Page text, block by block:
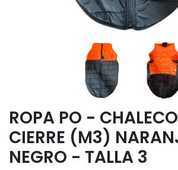
ROPA PO -
CIERRE (M3)
NEGRO - TALLA 3